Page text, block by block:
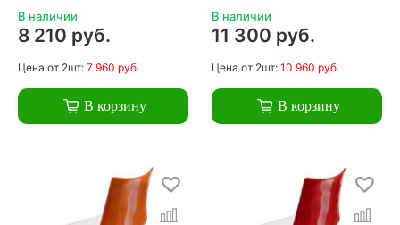
В наличии
8 210 руб.
Цена от 2шт: 7 960 руб.
В корзину
В наличии
11 300 руб.
Цена от 2шт: 10 960 руб.
В корзину